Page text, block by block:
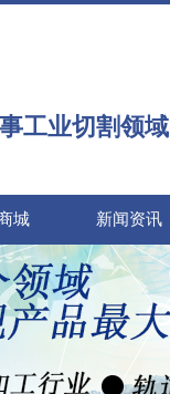
工业切割领域
城 新闻资讯